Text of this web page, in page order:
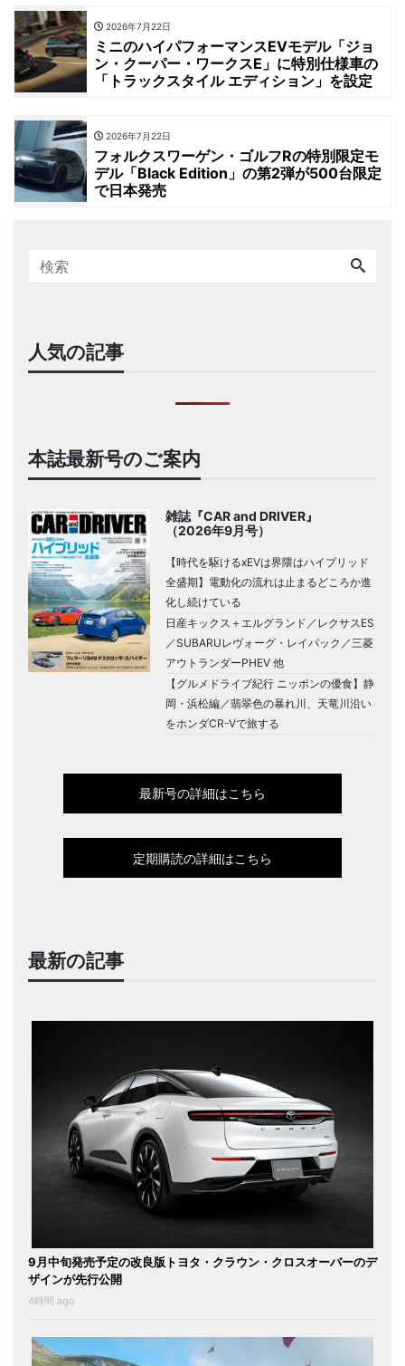
2026年7月22日
ミニのハイパフォーマンスEVモデル「ジョ
ン・クーパー・ワークスE」に特別仕様車の
「トラックスタイル エディション」を設定
2026年7月22日
フォルクスワーゲン・ゴルフRの特別限定モ
デル「Black Edition」の第2弾が500台限定
で日本発売
人気の記事
本誌最新号のご案内
雑誌『CAR and DRIVER』
（2026年9月号）
【時代を駆けるxEVは界隈はハイブリッド
全盛期】電動化の流れは止まるどころか進
化し続けている
日産キックス＋エルグランド／レクサスES
／SUBARUレヴォーグ・レイバック／三菱
アウトランダーPHEV 他
【グルメドライブ紀行 ニッポンの優食】静
岡・浜松編／翡翠色の暴れ川、天竜川沿い
をホンダCR-Vで旅する
最新号の詳細はこちら
定期購読の詳細はこちら
最新の記事
9月中旬発売予定の改良版トヨタ・クラウン・クロスオーバーのデ
ザインが先行公開
4時間 ago